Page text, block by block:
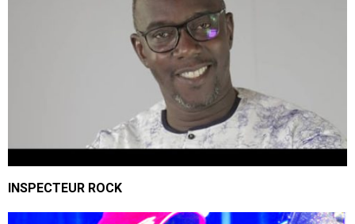
INSPECTEUR ROCK